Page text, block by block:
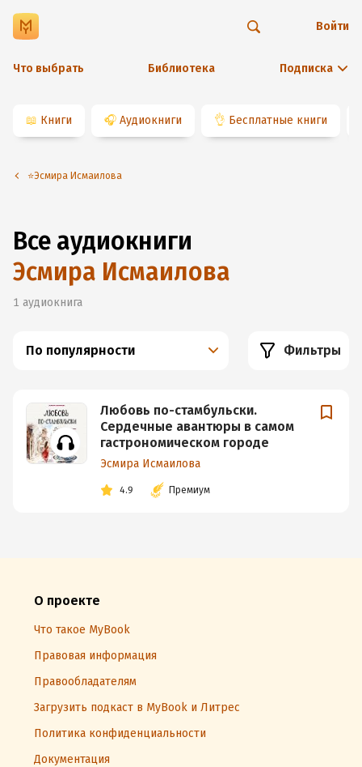
Что выбрать Библиотека Подписка
Войти
📖 Книги 🎧 Аудиокниги 👌 Бесплатные книги
⭐️Эсмира Исмаилова
Все аудиокниги
Эсмира Исмаилова
1 аудиокнига
По популярности Фильтры
Любовь по-стамбульски.
Сердечные авантюры в самом
гастрономическом городе
Эсмира Исмаилова
4.9 Премиум
О проекте
Что такое MyBook
Правовая информация
Правообладателям
Загрузить подкаст в MyBook и Литрес
Политика конфиденциальности
Документация